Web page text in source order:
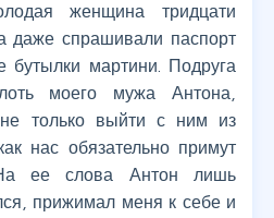
женщина тридцати
даже спрашивали паспорт
бутылки мартини. Подруга
моего мужа Антона,
только выйти с ним из
нас обязательно примут
ее слова Антон лишь
прижимал меня к себе и